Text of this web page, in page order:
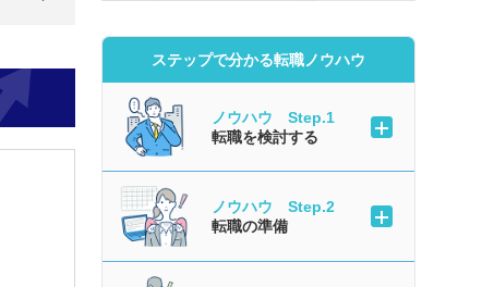
ステップで分かる転職ノウハウ
ノウハウ Step.1
転職を検討する
ノウハウ Step.2
転職の準備